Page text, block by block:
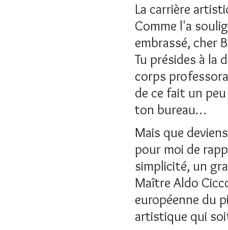
La carrière
Comme l'a
embrassé, cher
Tu présides à la
corps
de ce fait un
ton bureau…
Mais que
pour moi de
simplicité, un
Maître Aldo
européenne du
artistique qui